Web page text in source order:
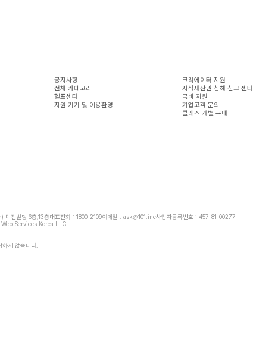
공지사항
전체 카테고리
헬프센터
지원 기기 및 이용환경
크리에이터 지원
지식재산권 침해 신고 센터
국비 지원
기업고객 문의
클래스 개별 구매
미진빌딩 6층,13층대표전화 : 1800-2109이메일 : ask@101.inc사업자등록번호 : 457-81-00277
Services Korea LLC
지 않습니다.